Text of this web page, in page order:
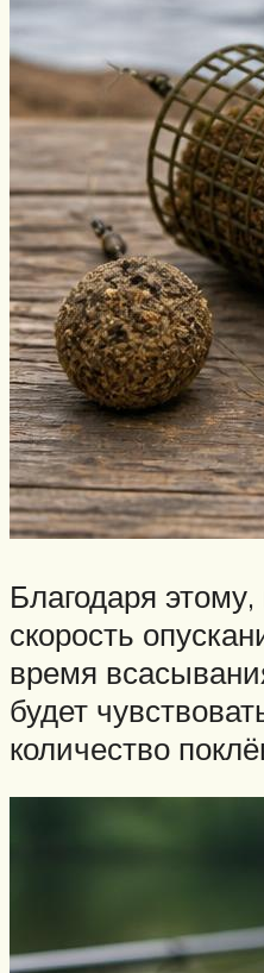
Благодаря
скорость
время
будет
количество